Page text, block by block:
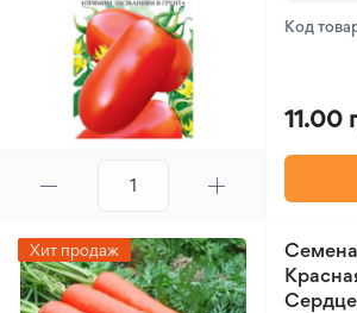
Код
11.00
Хит продаж